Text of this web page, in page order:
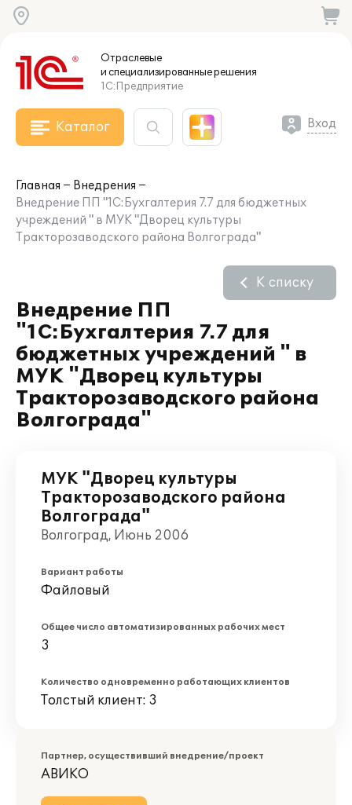
Отраслевые
и специализированныерешения
1С:Предприятие
Каталог Вход
Главная
Внедрения
Внедрение ПП "1С:Бухгалтерия 7.7 для бюджетных
учреждений " в МУК "Дворец культуры
Тракторозаводского района Волгограда"
Внедрение ПП
"1С:Бухгалтерия 7.7 для
бюджетных учреждений " в
МУК "Дворец культуры
Тракторозаводского района
Волгограда"
К списку
МУК "Дворец культуры
Тракторозаводского района
Волгограда"
Волгоград, Июнь 2006
Вариант работы
Файловый
Общее число автоматизированных рабочих мест
3
Количество одновременно работающих клиентов
Толстый клиент: 3
Партнер, осуществивший внедрение/проект
АВИКО